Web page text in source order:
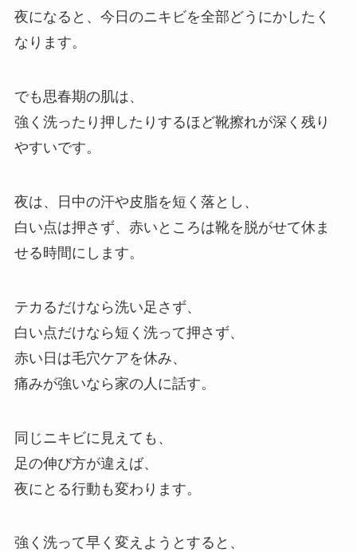
夜になると、今日のニキビを全部どうにかしたく
なります。
でも思春期の肌は、
強く洗ったり押したりするほど靴擦れが深く残り
やすいです。
夜は、日中の汗や皮脂を短く落とし、
白い点は押さず、赤いところは靴を脱がせて休ま
せる時間にします。
テカるだけなら洗い足さず、
白い点だけなら短く洗って押さず、
赤い日は毛穴ケアを休み、
痛みが強いなら家の人に話す。
同じニキビに見えても、
足の伸び方が違えば、
夜にとる行動も変わります。
強く洗って早く変えようとすると、